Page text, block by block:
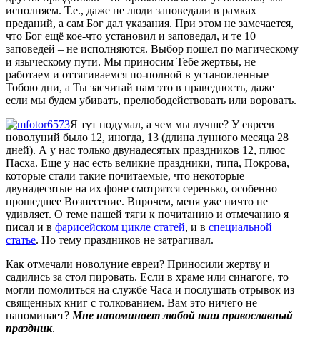
исполняем. Т.е., даже не люди заповедали в рамках
преданий, а сам Бог дал указания. При этом не замечается,
что Бог ещё кое-что установил и заповедал, и те 10
заповедей – не исполняются. Выбор пошел по магическому
и языческому пути. Мы приносим Тебе жертвы, не
работаем и оттягиваемся по-полной в установленные
Тобою дни, а Ты засчитай нам это в праведность, даже
если мы будем убивать, прелюбодействовать или воровать.
Я тут подумал, а чем мы лучше? У евреев
новолуний было 12, иногда, 13 (длина лунного месяца 28
дней). А у нас только двунадесятых праздников 12, плюс
Пасха. Еще у нас есть великие праздники, типа, Покрова,
которые стали такие почитаемые, что некоторые
двунадесятые на их фоне смотрятся серенько, особенно
прошедшее Вознесение. Впрочем, меня уже ничто не
удивляет. О теме нашей тяги к почитанию и отмечанию я
писал и в фарисейском цикле статей, и в специальной
статье. Но тему праздников не затрагивал.
Как отмечали новолуние евреи? Приносили жертву и
садились за стол пировать. Если в храме или синагоге, то
могли помолиться на службе Часа и послушать отрывок из
священных книг с толкованием. Вам это ничего не
напоминает? Мне напоминает любой наш православный
праздник.